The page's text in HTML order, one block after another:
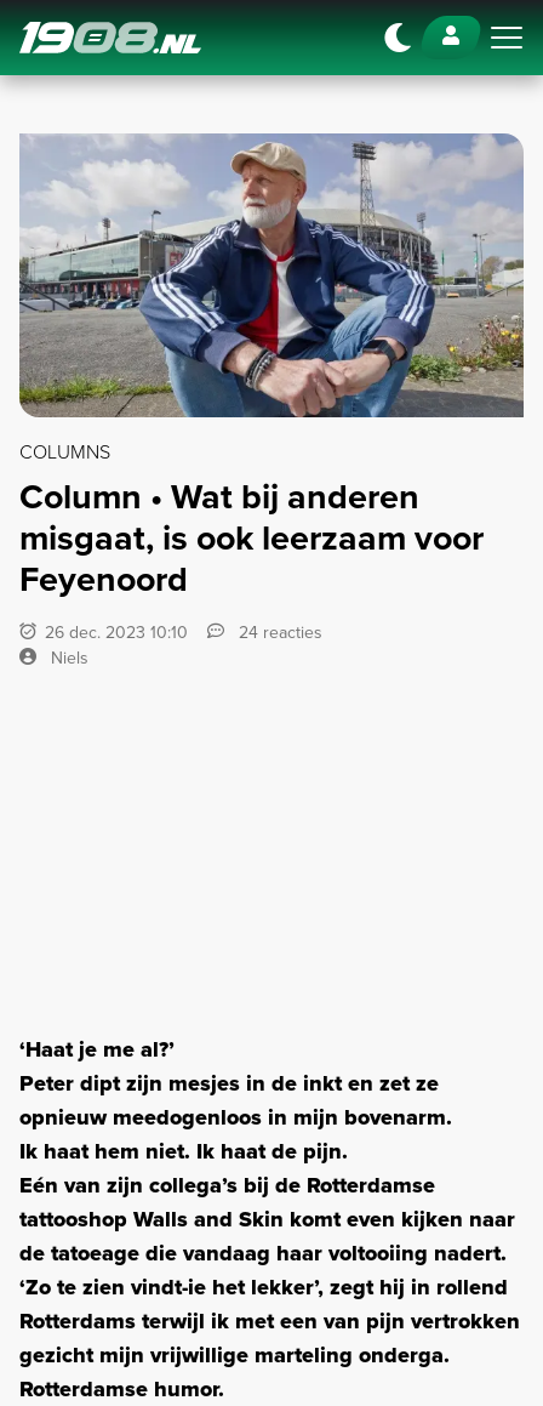
Navigation
COLUMNS
Column • Wat bij anderen
misgaat, is ook leerzaam voor
Feyenoord
26 dec. 2023 10:10
24 reacties
Niels
‘Haat je me al?’
Peter dipt zijn mesjes in de inkt en zet ze
opnieuw meedogenloos in mijn bovenarm.
Ik haat hem niet. Ik haat de pijn.
Eén van zijn collega’s bij de Rotterdamse
tattooshop Walls and Skin komt even kijken naar
de tatoeage die vandaag haar voltooiing nadert.
‘Zo te zien vindt-ie het lekker’, zegt hij in rollend
Rotterdams terwijl ik met een van pijn vertrokken
gezicht mijn vrijwillige marteling onderga.
Rotterdamse humor.